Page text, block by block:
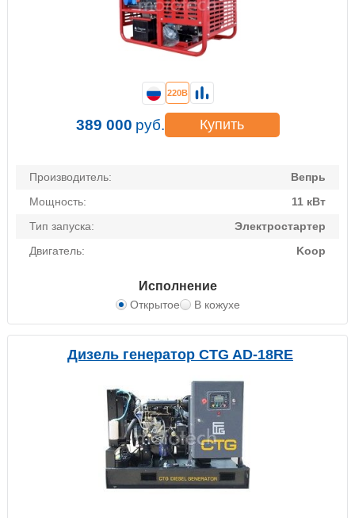
Производитель:
Вепрь
Мощность:
11 кВт
Тип запуска:
Электростартер
Двигатель:
Koop
Исполнение
Открытое В кожухе
220В
389 000 руб. Купить
Дизель генератор CTG AD-18RE